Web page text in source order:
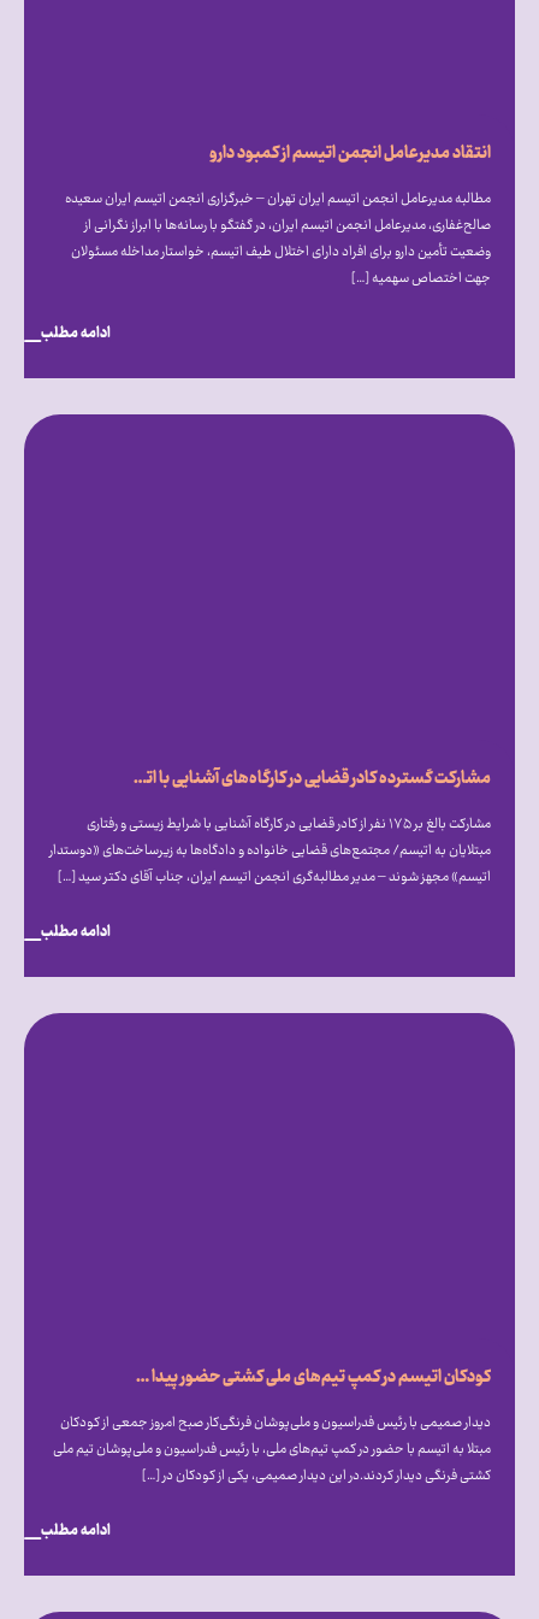
انتقاد مدیرعامل انجمن اتیسم از کمبود دارو
مطالبه مدیرعامل انجمن اتیسم ایران تهران – خبرگزاری انجمن اتیسم ایران سعیده
صالح‌غفاری، مدیرعامل انجمن اتیسم ایران، در گفتگو با رسانه‌ها با ابراز نگرانی از
وضعیت تأمین دارو برای افراد دارای اختلال طیف اتیسم، خواستار مداخله مسئولان
جهت اختصاص سهمیه […]
ادامه مطلب
مشارکت گسترده کادر قضایی در کارگاه‌های آشنایی با اتیسم؛ فراخوان انجمن اتیسم برای ایجاد مجتمع‌های قضایی «دوستدار اتیسم»
مشارکت بالغ بر ۱۷۵ نفر از کادر قضایی در کارگاه آشنایی با شرایط زیستی و رفتاری
مبتلایان به اتیسم/ مجتمع‌های قضایی خانواده و دادگاه‌ها به زیرساخت‌های «دوستدار
اتیسم» مجهز شوند – مدیر مطالبه‌گری انجمن اتیسم ایران، جناب آقای دکتر سید […]
ادامه مطلب
کودکان اتیسم در کمپ تیم‌های ملی کشتی حضور پیدا کردند
دیدار صمیمی با رئیس فدراسیون و ملی‌پوشان فرنگی‌کار صبح امروز جمعی از کودکان
مبتلا به اتیسم با حضور در کمپ تیم‌های ملی، با رئیس فدراسیون و ملی‌پوشان تیم ملی
کشتی فرنگی دیدار کردند.در این دیدار صمیمی، یکی از کودکان در […]
ادامه مطلب